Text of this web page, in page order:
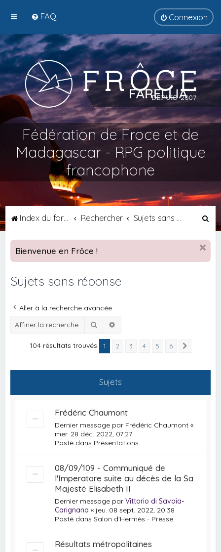
FAQ Connexion
Fédération de Froce et de
Madagascar - RPG politique
francophone
Index du forum Rechercher
c
h
Bienvenue en Frôce !
Sujets sans réponse
Aller à la recherche avancée
Rechercher
104 résultats trouvés 1 2 3 4 5 6
Sujets
Frédéric Chaumont
Dernier message par Frédéric Chaumont «
mer. 28 déc. 2022, 07:27
Posté dans Présentations
08/09/109 - Communiqué de
l'Imperatore suite au décès de la Sa
Majesté Elisabeth II
Dernier message parVittorio di Savoia-
Carignano « jeu. 08 sept. 2022, 20:38
Posté dansSalon d'Hermès - Presse
Résultats métropolitaines